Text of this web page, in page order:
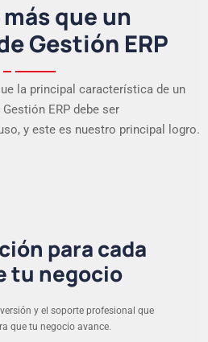
que un
Gestión ERP
la principal característica de un
ERP debe ser
y este es nuestro principal logro.
para cada
tu negocio
y el soporte profesional que
que tu negocio avance.